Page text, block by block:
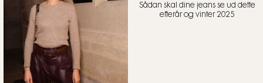
Sådan skal dine jeans se ud dette
efterår og vinter 2025